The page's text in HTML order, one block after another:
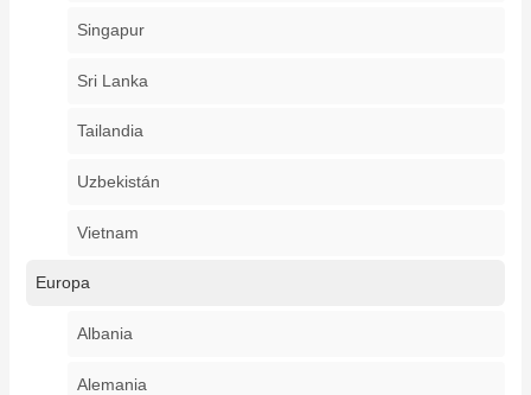
Singapur
Sri Lanka
Tailandia
Uzbekistán
Vietnam
Europa
Albania
Alemania